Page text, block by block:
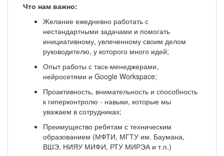
Что нам важно:
Желание ежедневно работать с
нестандартными задачами и помогать
инициативному, увлеченному своим делом
руководителю, у которого много идей;
Опыт работы с таск-менеджерами,
нейросетями и Google Workspace;
Проактивность, внимательность и способность
к гиперконтролю - навыки, которые мы
уважаем в сотрудниках;
Преимущество ребятам с техническим
образованием (МФТИ, МГТУ им. Баумана,
ВШЭ, НИЯУ МИФИ, РТУ МИРЭА и т.п.)